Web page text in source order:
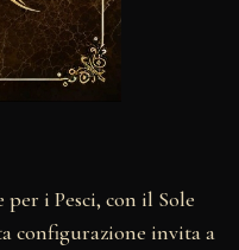
i Pesci, con il Sole
configurazione invita a